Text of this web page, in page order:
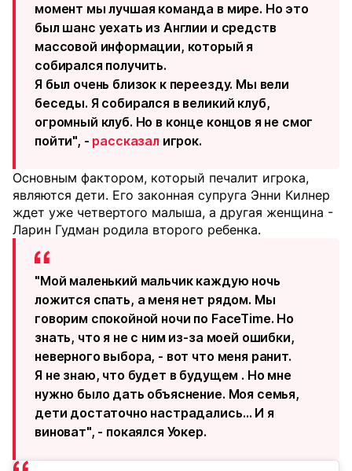
момент мы лучшая команда в мире. Но это
был шанс уехать из Англии и средств
массовой информации, который я
собирался получить.
Я был очень близок к переезду. Мы вели
беседы. Я собирался в великий клуб,
огромный клуб. Но в конце концов я не смог
пойти", - рассказал игрок.
Основным фактором, который печалит игрока,
являются дети. Его законная супруга Энни Килнер
ждет уже четвертого малыша, а другая женщина -
Ларин Гудман родила второго ребенка.
"Мой маленький мальчик каждую ночь
ложится спать, а меня нет рядом. Мы
говорим спокойной ночи по FaceTime. Но
знать, что я не с ним из-за моей ошибки,
неверного выбора, - вот что меня ранит.
Я не знаю, что будет в будущем . Но мне
нужно было дать объяснение. Моя семья,
дети достаточно настрадались… И я
виноват", - покаялся Уокер.